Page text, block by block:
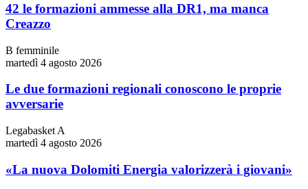
42 le formazioni ammesse alla DR1, ma manca
Creazzo
B femminile
martedì 4 agosto 2026
Le due formazioni regionali conoscono le proprie
avversarie
Legabasket A
martedì 4 agosto 2026
«La nuova Dolomiti Energia valorizzerà i giovani»